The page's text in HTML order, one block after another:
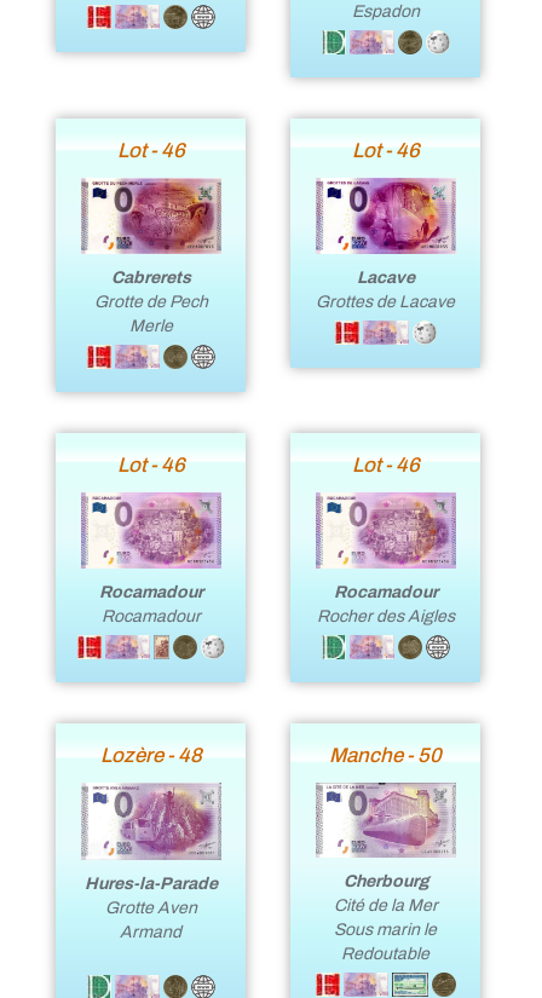
Espadon
Lot - 46
Cabrerets
Grotte de Pech
Merle
Lot - 46
Lacave
Grottes de Lacave
Lot - 46
Rocamadour
Rocamadour
Lot - 46
Rocamadour
Rocher des Aigles
Lozère - 48
Hures-la-Parade
Grotte Aven
Armand
Manche - 50
Cherbourg
Cité de la Mer
Sous marin le
Redoutable